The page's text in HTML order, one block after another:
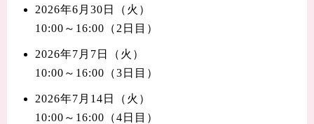
2026年6月30日（火）
10:00～16:00（2日目）
2026年7月7日（火）
10:00～16:00（3日目）
2026年7月14日（火）
10:00～16:00（4日目）